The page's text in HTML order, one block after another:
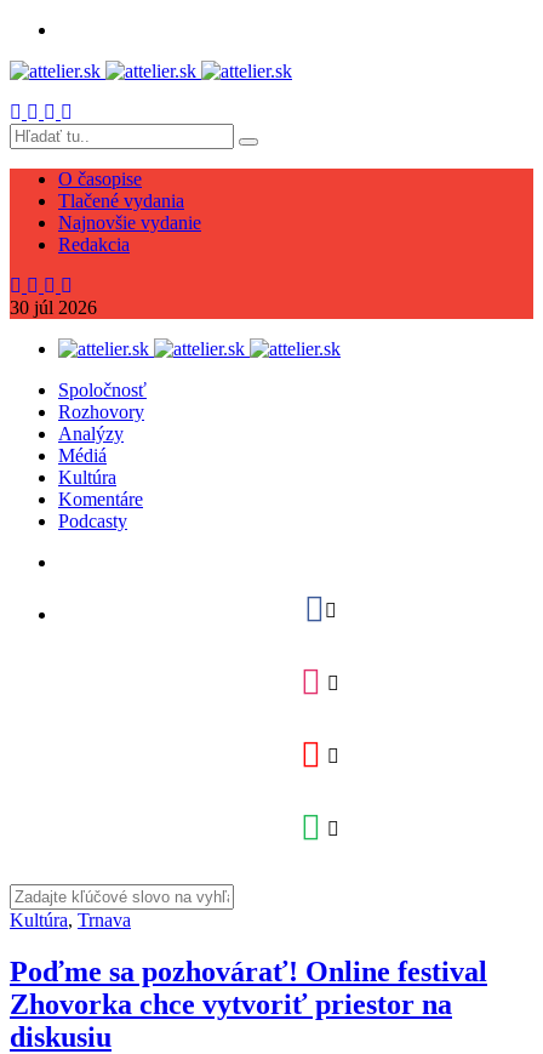
O časopise
Tlačené vydania
Najnovšie vydanie
Redakcia
30 júl 2026
Spoločnosť
Rozhovory
Analýzy
Médiá
Kultúra
Komentáre
Podcasty
Kultúra, Trnava
Poďme sa pozhovárať! Online festival
Zhovorka chce vytvoriť priestor na
diskusiu